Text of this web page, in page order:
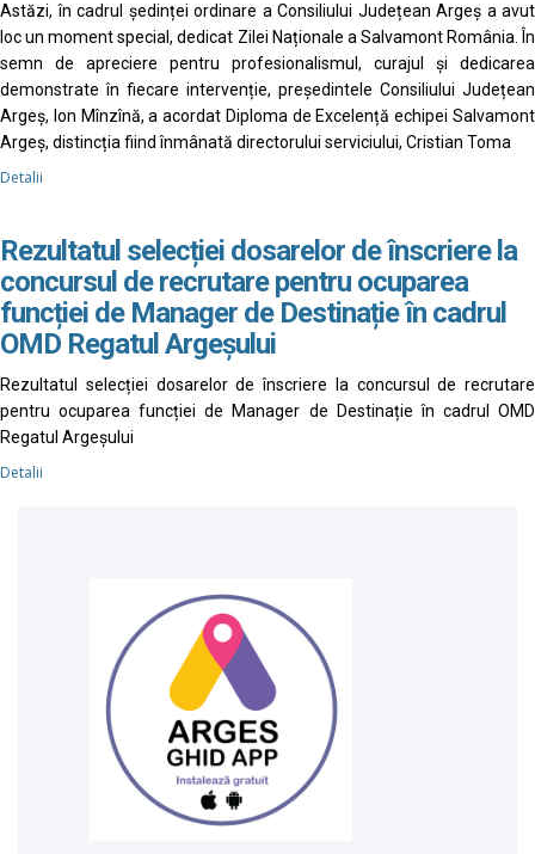
Astăzi, în cadrul ședinței ordinare a Consiliului Județean Argeș a avut
loc un moment special, dedicat Zilei Naționale a Salvamont România. În
semn de apreciere pentru profesionalismul, curajul și dedicarea
demonstrate în fiecare intervenție, președintele Consiliului Județean
Argeș, Ion Mînzînă, a acordat Diploma de Excelență echipei Salvamont
Argeș, distincția fiind înmânată directorului serviciului, Cristian Toma
Detalii
Rezultatul selecției dosarelor de înscriere la
concursul de recrutare pentru ocuparea
funcției de Manager de Destinație în cadrul
OMD Regatul Argeșului
Rezultatul selecției dosarelor de înscriere la concursul de recrutare
pentru ocuparea funcției de Manager de Destinație în cadrul OMD
Regatul Argeșului
Detalii